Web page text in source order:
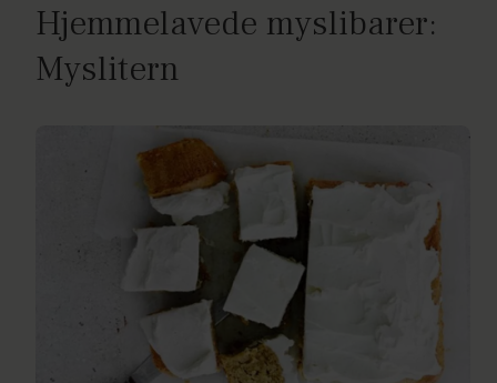
Hjemmelavede myslibarer:
Myslitern